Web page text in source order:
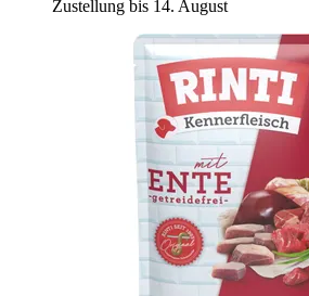
Zustellung bis 14. August